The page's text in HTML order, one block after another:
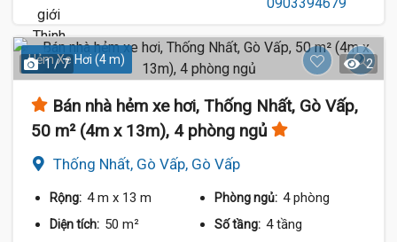
Hẻm Xe Hơi (4 m)
1 / 7 2
Bán nhà hẻm xe hơi, Thống Nhất, Gò Vấp,
50 m² (4m x 13m), 4 phòng ngủ
Thống Nhất, Gò Vấp, Gò Vấp
Rộng: 4 m x 13 m Phòng ngủ: 4 phòng
Diện tích: 50 m² Số tầng: 4 tầng